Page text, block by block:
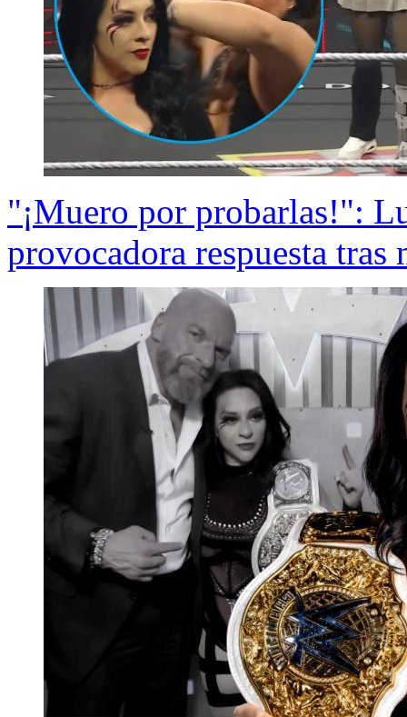
"¡Muero por probarlas!":
provocadora respuesta tras